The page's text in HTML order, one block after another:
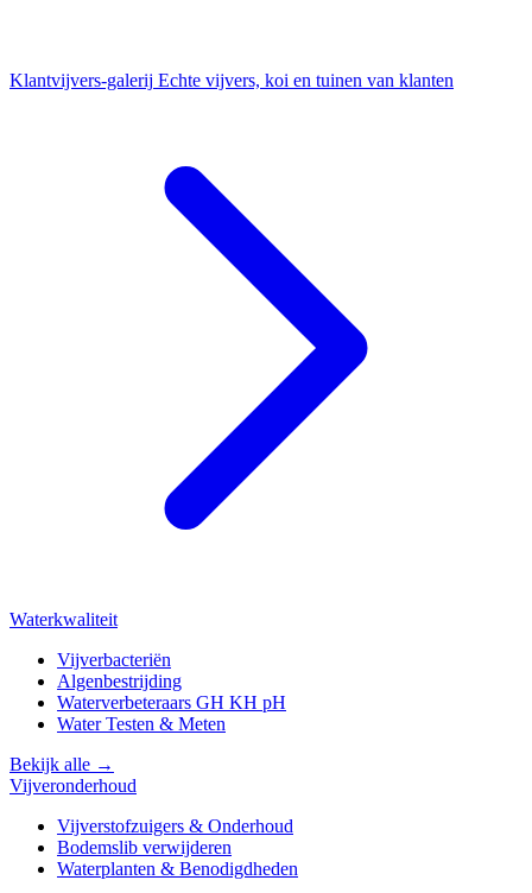
Klantvijvers-galerij Echte vijvers, koi en tuinen van klanten
Waterkwaliteit
Vijverbacteriën
Algenbestrijding
Waterverbeteraars GH KH pH
Water Testen & Meten
Bekijk alle →
Vijveronderhoud
Vijverstofzuigers & Onderhoud
Bodemslib verwijderen
Waterplanten & Benodigdheden